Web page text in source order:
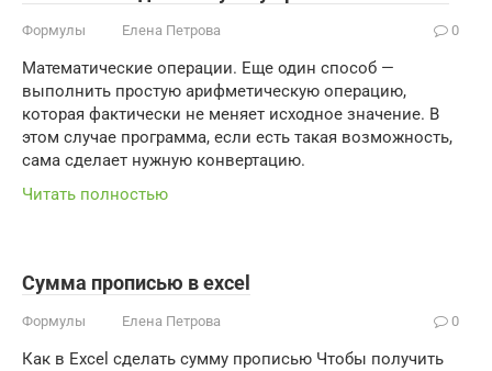
Формулы Елена Петрова 0
Математические операции. Еще один способ —
выполнить простую арифметическую операцию,
которая фактически не меняет исходное значение. В
этом случае программа, если есть такая возможность,
сама сделает нужную конвертацию.
Читать полностью
Сумма прописью в excel
Формулы Елена Петрова 0
Как в Excel сделать сумму прописью Чтобы получить